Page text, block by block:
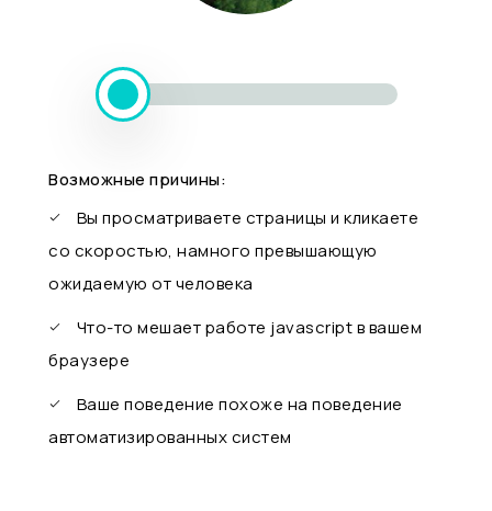
Возможные причины:
Вы просматриваете страницы и кликаете
со скоростью, намного превышающую
ожидаемую от человека
Что-то мешает работе javascript в вашем
браузере
Ваше поведение похоже на поведение
автоматизированных систем